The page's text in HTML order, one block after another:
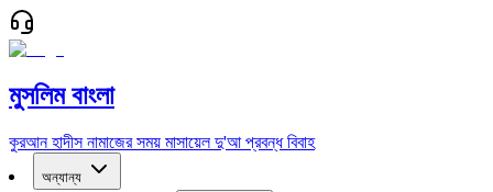
মুসলিম বাংলা
কুরআন হাদীস নামাজের সময় মাসায়েল দু'আ প্রবন্ধ বিবাহ
অন্যান্য